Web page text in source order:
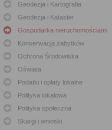
Geodezja i Kartografia
Geodezja i Kataster
Gospodarka nieruchomościami
Konserwacja zabytków
Ochrona Środowiska
Oświata
Podatki i opłaty lokalne
Polityka lokalowa
Polityka społeczna
Skargi i wnioski